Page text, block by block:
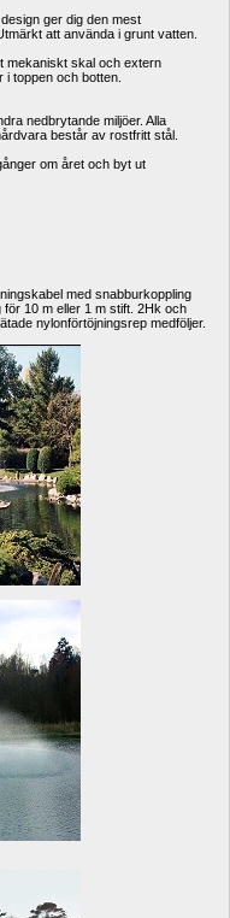
ger dig den mest
att använda i grunt vatten.
mekaniskt skal och extern
toppen och botten.
nedbrytande miljöer. Alla
består av rostfritt stål.
om året och byt ut
med snabburkoppling
10 m eller 1 m stift. 2Hk och
nylonförtöjningsrep medföljer.